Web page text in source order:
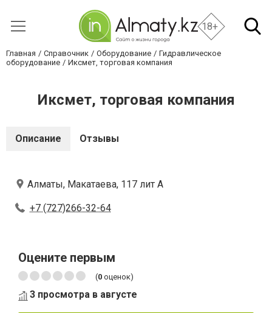
18+
Главная Справочник Оборудование
Гидравлическое
оборудование
Иксмет, торговая компания
Иксмет, торговая компания
Описание Отзывы
Алматы, Макатаева, 117 лит А
+7 (727)266-32-64
Оцените первым
(0 оценок)
3 просмотра в августе